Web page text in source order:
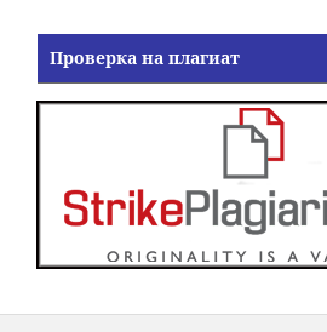
Проверка на плагиат